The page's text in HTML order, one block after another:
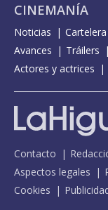
CINEMANÍA
Noticias Cartelera
Avances
Tráilers
Actores y actrices
Contacto
Aspectos legales
Cookies